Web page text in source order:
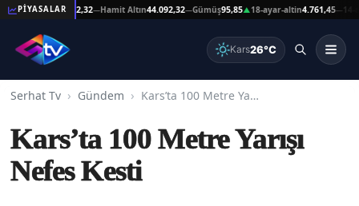
PİYASALAR
Altın44.092,32 —Hamit Altın44.092,32—Gümüş95,85▲18-ayar-altin4.761,45—14-
Kars26°C
Serhat Tv Gündem Kars’ta 100 Metre Yarışı Nefes Kesti
Kars’ta 100 Metre Yarışı
Nefes Kesti